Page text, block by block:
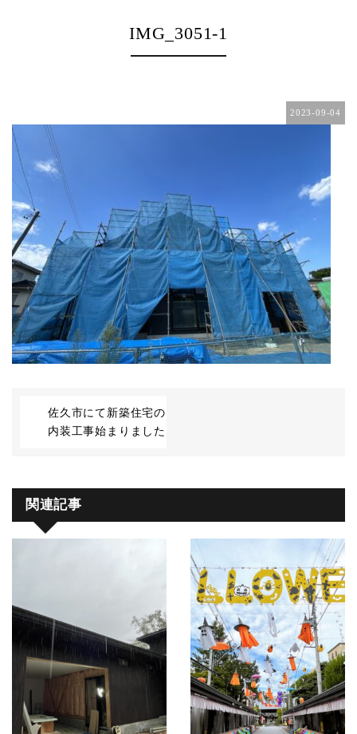
IMG_3051-1
2023-09-04
佐久市にて新築住宅の
内装工事始まりました
関連記事